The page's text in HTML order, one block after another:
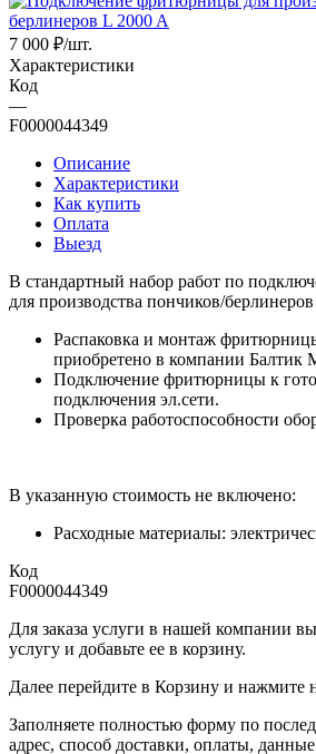
7 000 ₽/шт.
Характеристики
Код
—
F0000044349
Описание
Характеристики
Как купить
Оплата
Выезд
В стандартный набор работ по
для производства пончиков/
Распаковка и монтаж
приобретено в компании Балтик
Подключение фритюрницы к
подключения эл.сети.
Проверка работоспособности
В указанную стоимость не включено:
Расходные материалы:
Код
F0000044349
Для заказа услуги в нашей компании
услугу и добавьте ее в корзину.
Далее перейдите в Корзину и нажмите
​​​​​​​Заполняете полностью форму по
адрес, способ доставки, оплаты, данные